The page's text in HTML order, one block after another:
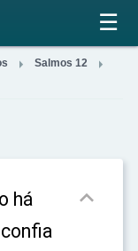
×
☰
 Salmos 12 
há
